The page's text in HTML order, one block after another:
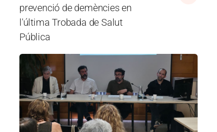
prevenció de demències en
l'última Trobada de Salut
Pública
Imatge